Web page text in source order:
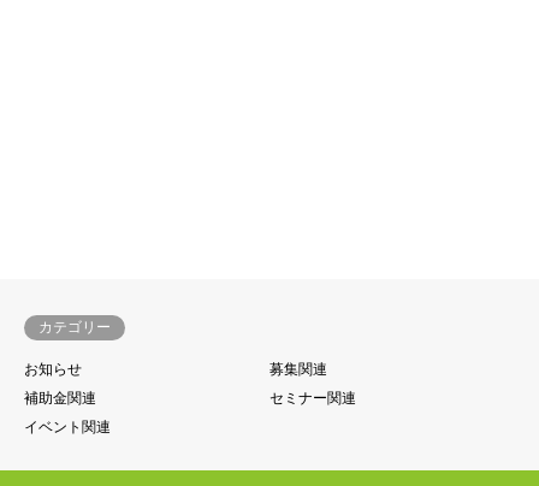
カテゴリー
お知らせ
募集関連
補助金関連
セミナー関連
イベント関連